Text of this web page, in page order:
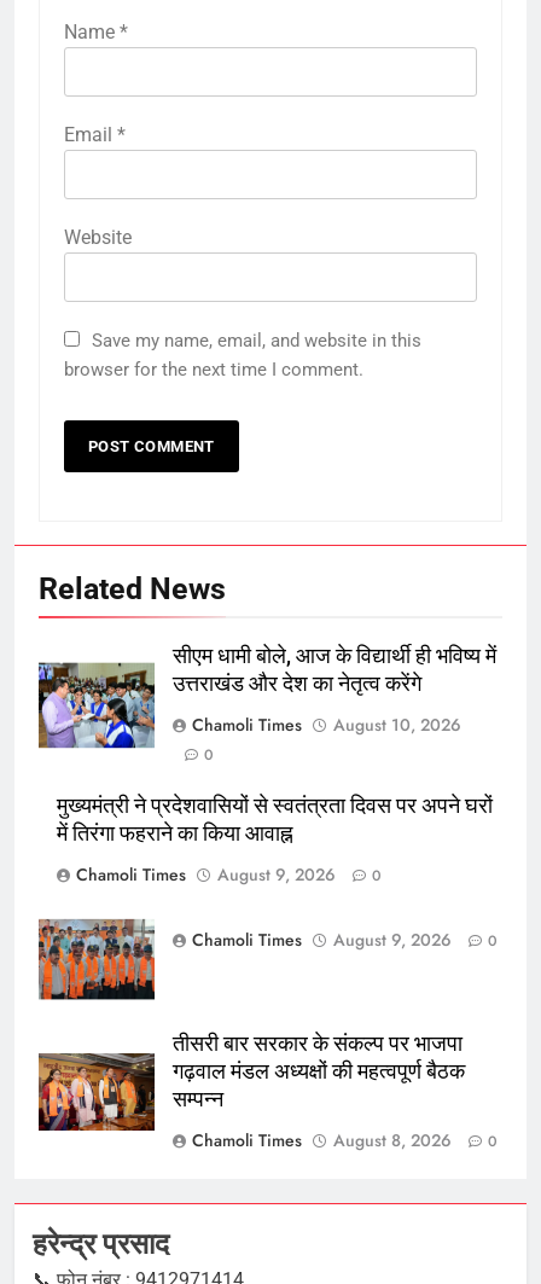
Name *
Email *
Website
Save my name, email, and website in this
browser for the next time I comment.
Related News
सीएम धामी बोले, आज के विद्यार्थी ही भविष्य में
उत्तराखंड और देश का नेतृत्व करेंगे
Chamoli Times
August 10, 2026
0
मुख्यमंत्री ने प्रदेशवासियों से स्वतंत्रता दिवस पर अपने घरों
में तिरंगा फहराने का किया आवाह्न
Chamoli Times
August 9, 2026 0
Chamoli Times August 9, 2026 0
तीसरी बार सरकार के संकल्प पर भाजपा
गढ़वाल मंडल अध्यक्षों की महत्वपूर्ण बैठक
सम्पन्न
Chamoli Times
August 8, 2026 0
हरेन्द्र प्रसाद